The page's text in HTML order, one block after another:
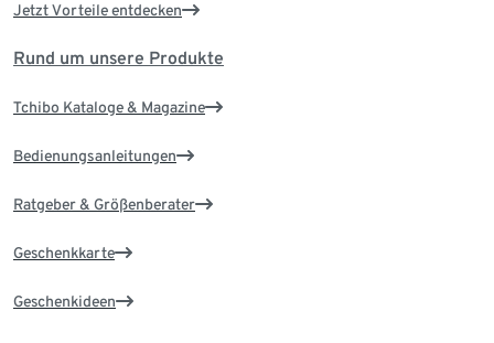
Jetzt Vorteile entdecken
Rund um unsere Produkte
Tchibo Kataloge & Magazine
Bedienungsanleitungen
Ratgeber & Größenberater
Geschenkkarte
Geschenkideen